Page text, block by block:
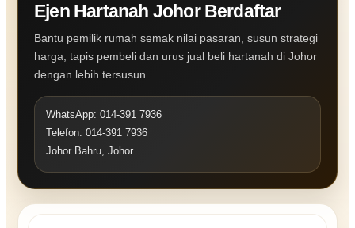
Ejen Hartanah Johor Berdaftar
Bantu pemilik rumah semak nilai pasaran, susun strategi
harga, tapis pembeli dan urus jual beli hartanah di Johor
dengan lebih tersusun.
WhatsApp: 014-391 7936
Telefon: 014-391 7936
Johor Bahru, Johor